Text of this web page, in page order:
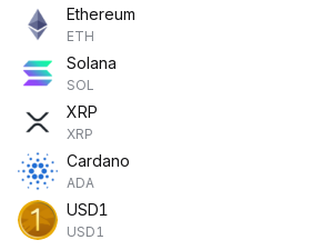
Ethereum
ETH
Solana
SOL
XRP
XRP
Cardano
ADA
USD1
USD1